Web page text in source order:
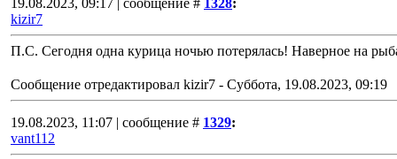
19.08.2023, 09:17 | сообщение # 1328:
kizir7
П.С. Сегодня одна курица ночью потерялась! Наверное на
Сообщение отредактировал kizir7 - Суббота, 19.08.2023, 09:19
19.08.2023, 11:07 | сообщение # 1329:
vant112